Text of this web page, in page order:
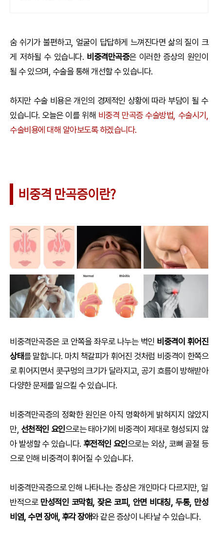
숨 쉬기가 불편하고, 얼굴이 답답하게 느껴진다면 삶의 질이 크
게 저하될 수 있습니다. 비중격만곡증은 이러한 증상의 원인이
될 수 있으며, 수술을 통해 개선할 수 있습니다.
하지만 수술 비용은 개인의 경제적인 상황에 따라 부담이 될 수
있습니다. 오늘은 이를 위해 비중격 만곡증 수술방법, 수술시기,
수술비용에 대해 알아보도록 하겠습니다.
비중격 만곡증이란?
비중격만곡증은 코 안쪽을 좌우로 나누는 벽인 비중격이 휘어진
상태를 말합니다. 마치 책갈피가 휘어진 것처럼 비중격이 한쪽으
로 휘어지면서 콧구멍의 크기가 달라지고, 공기 흐름이 방해받아
다양한 문제를 일으킬 수 있습니다.
비중격만곡증의 정확한 원인은 아직 명확하게 밝혀지지 않았지
만, 선천적인 요인으로는 태아기에 비중격이 제대로 형성되지 않
아 발생할 수 있습니다. 후전적인 요인으로는 외상, 코뼈 골절 등
으로 인해 비중격이 휘어질 수 있습니다.
비중격만곡증으로 인해 나타나는 증상은 개인마다 다르지만, 일
반적으로 만성적인 코막힘, 잦은 코피, 안면 비대칭, 두통, 만성
비염, 수면 장애, 후각 장애와 같은 증상이 나타날 수 있습니다.